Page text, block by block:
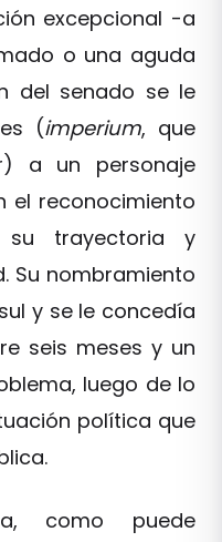
excepcional -a
o una aguda
del senado se le
(imperium, que
a un personaje
el reconocimiento
trayectoria y
Su nombramiento
y se le concedía
seis meses y un
luego de lo
política que
como puede